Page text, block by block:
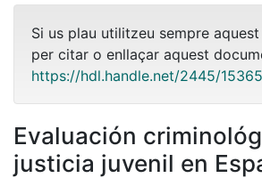
Si us plau utilitzeu sempre
per citar o enllaçar aquest
https://hdl.handle.net/2445/
Evaluación
justicia juvenil en